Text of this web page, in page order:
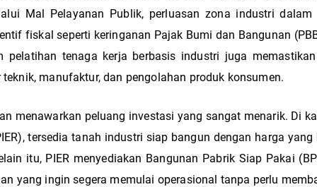
Mal Pelayanan Publik, perluasan zona industri dalam
fiskal seperti keringanan Pajak Bumi dan Bangunan
pelatihan tenaga kerja berbasis industri juga
manufaktur, dan pengolahan produk konsumen.
menawarkan peluang investasi yang sangat menarik. Di
tersedia tanah industri siap bangun dengan harga
itu, PIER menyediakan Bangunan Pabrik Siap Pakai
yang ingin segera memulai operasional tanpa perlu